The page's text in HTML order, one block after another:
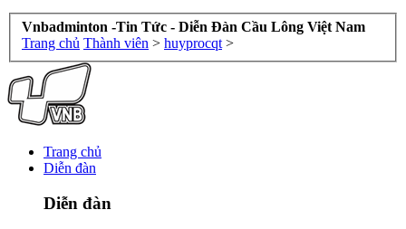
Vnbadminton -Tin Tức - Diễn Đàn Cầu Lông Việt Nam
Trang chủ Thành viên > huyprocqt >
Trang chủ
Diễn đàn
Diễn đàn